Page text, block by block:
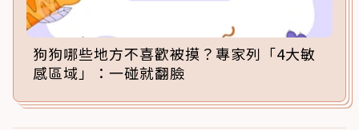
狗狗哪些地方不喜歡被摸？專家列「4大敏
感區域」：一碰就翻臉